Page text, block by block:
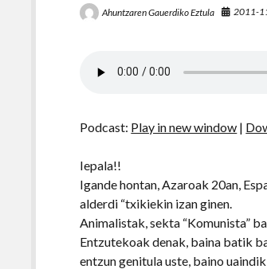
Ahuntzaren Gauerdiko Eztula 2011-
Podcast: Play in new window |
Iepala!!
Igande hontan, Azaroak 20an,
alderdi “txikiekin izan ginen.
Animalistak, sekta “Komunista”
Entzutekoak denak, baina batik
entzun genitula uste, baino